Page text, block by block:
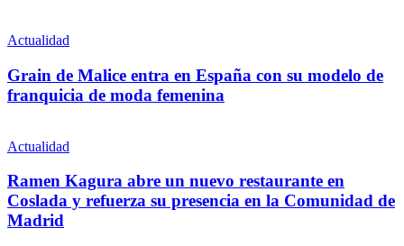
Actualidad
Grain de Malice entra en España con su modelo de
franquicia de moda femenina
Actualidad
Ramen Kagura abre un nuevo restaurante en
Coslada y refuerza su presencia en la Comunidad de
Madrid